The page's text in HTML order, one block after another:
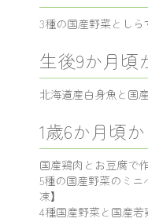
3種の国産野菜としら
生後9か月頃
北海道産白身魚と国
1歳6か月頃か
国産鶏肉とお豆腐で
5種の国産野菜のミ
凍】
4種国産野菜と国産